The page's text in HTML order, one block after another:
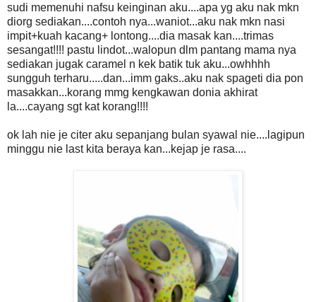
sudi memenuhi nafsu keinginan aku....apa yg aku nak mkn
diorg sediakan....contoh nya...waniot...aku nak mkn nasi
impit+kuah kacang+ lontong....dia masak kan....trimas
sesangat!!!! pastu lindot...walopun dlm pantang mama nya
sediakan jugak caramel n kek batik tuk aku...owhhhh
sungguh terharu.....dan...imm gaks..aku nak spageti dia pon
masakkan...korang mmg kengkawan donia akhirat
la....cayang sgt kat korang!!!!
ok lah nie je citer aku sepanjang bulan syawal nie....lagipun
minggu nie last kita beraya kan...kejap je rasa....